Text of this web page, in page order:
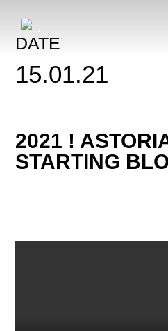
DATE
15.01.21
2021 !
STARTING